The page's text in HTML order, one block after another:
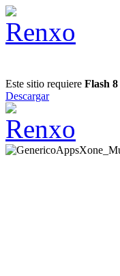
Este sitio requiere Flash 8
Descargar